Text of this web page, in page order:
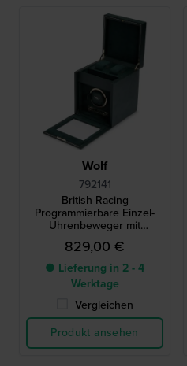
Wolf
792141
British Racing
Programmierbare Einzel-
Uhrenbeweger mit
Speicher
829,00 €
● Lieferung in 2 - 4
Werktage
Vergleichen
Produkt ansehen